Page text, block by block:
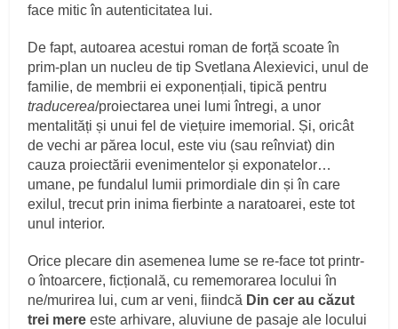
face mitic în autenticitatea lui.
De fapt, autoarea acestui roman de forță scoate în
prim-plan un nucleu de tip Svetlana Alexievici, unul de
familie, de membrii ei exponențiali, tipică pentru
traducerea/proiectarea unei lumi întregi, a unor
mentalități și unui fel de viețuire imemorial. Și, oricât
de vechi ar părea locul, este viu (sau reînviat) din
cauza proiectării evenimentelor și exponatelor…
umane, pe fundalul lumii primordiale din și în care
exilul, trecut prin inima fierbinte a naratoarei, este tot
unul interior.
Orice plecare din asemenea lume se re-face tot printr-
o întoarcere, ficțională, cu rememorarea locului în
ne/murirea lui, cum ar veni, fiindcă Din cer au căzut
trei mere este arhivare, aluviune de pasaje ale locului